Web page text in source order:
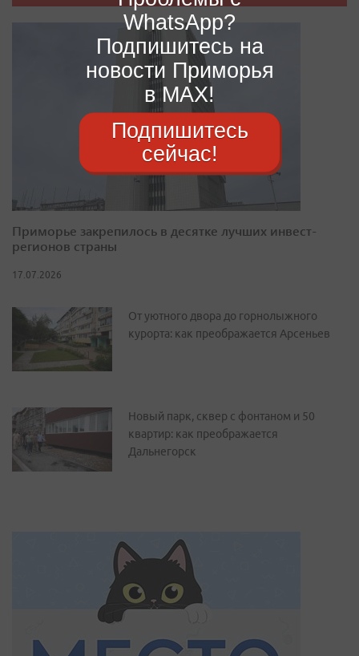
Приморье закрепилось в десятке лучших инвест-
регионов страны
17.07.2026
От уютного двора до горнолыжного
курорта: как преображается Арсеньев
Новый парк, сквер с фонтаном и 50
квартир: как преображается
Дальнегорск
WhatsApp?
Подпишитесь на
новости Приморья
в MAX!
Подпишитесь
сейчас!